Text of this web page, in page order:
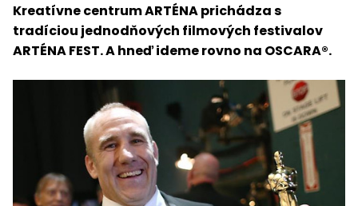
Kreatívne centrum ARTÉNA prichádza s
tradíciou jednodňových filmových festivalov
ARTÉNA FEST. A hneď ideme rovno na OSCARA®.